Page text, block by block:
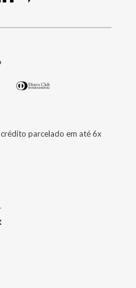
parcelado em até 6x